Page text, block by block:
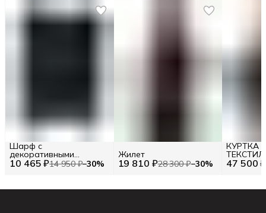
10 465 ₽14 950 ₽−30%
Шарф с
декоративными
элементами TWINSET 19 810 ₽28 300 ₽−30%
Жилет
47 500 ₽
КУРТКА
ЧЕРНЫЙ,